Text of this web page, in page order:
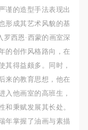
谨的造型手法表现出
形成其艺术风貌的基
西恩·西蒙的画室深
的创作风格路向，在
其得益颇多。同时，
来的教育思想，他在
入他画室的高班生，
和秉赋发展其长处。
年掌握了油画与素描
帐号密码登录
发送验证码
账号